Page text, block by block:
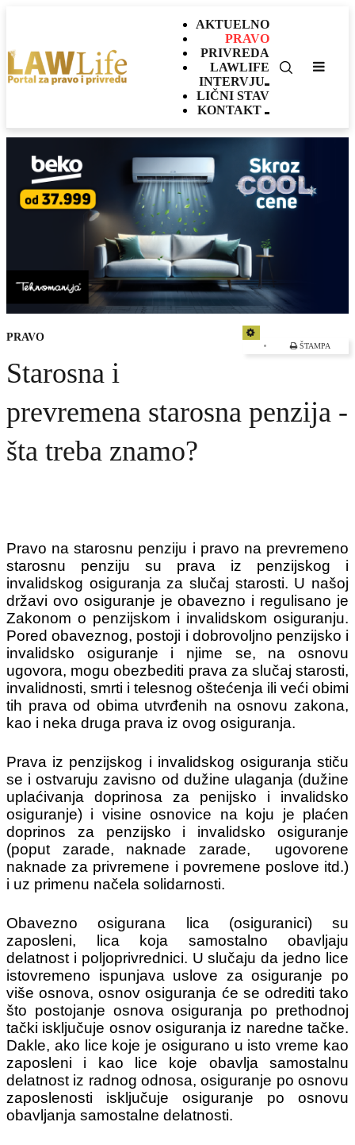
AKTUELNO
PRAVO
PRIVREDA
LAWLIFE
INTERVJU
LIČNI STAV
KONTAKT
ŠTAMPA
PRAVO
Starosna i
prevremena starosna penzija -
šta treba znamo?
Pravo na starosnu penziju i pravo na prevremeno
starosnu penziju su prava iz penzijskog i
invalidskog osiguranja za slučaj starosti. U našoj
državi ovo osiguranje je obavezno i regulisano je
Zakonom o penzijskom i invalidskom osiguranju.
Pored obaveznog, postoji i dobrovoljno penzijsko i
invalidsko osiguranje i njime se, na osnovu
ugovora, mogu obezbediti prava za slučaj starosti,
invalidnosti, smrti i telesnog oštećenja ili veći obimi
tih prava od obima utvrđenih na osnovu zakona,
kao i neka druga prava iz ovog osiguranja.
Prava iz penzijskog i invalidskog osiguranja stiču
se i ostvaruju zavisno od dužine ulaganja (dužine
uplaćivanja doprinosa za penijsko i invalidsko
osiguranje) i visine osnovice na koju je plaćen
doprinos za penzijsko i invalidsko osiguranje
(poput zarade, naknade zarade, ugovorene
naknade za privremene i povremene poslove itd.)
i uz primenu načela solidarnosti.
Obavezno osigurana lica (osiguranici) su
zaposleni, lica koja samostalno obavljaju
delatnost i poljoprivrednici. U slučaju da jedno lice
istovremeno ispunjava uslove za osiguranje po
više osnova, osnov osiguranja će se odrediti tako
što postojanje osnova osiguranja po prethodnoj
tački isključuje osnov osiguranja iz naredne tačke.
Dakle, ako lice koje je osigurano u isto vreme kao
zaposleni i kao lice koje obavlja samostalnu
delatnost iz radnog odnosa, osiguranje po osnovu
zaposlenosti isključuje osiguranje po osnovu
obavljanja samostalne delatnosti.